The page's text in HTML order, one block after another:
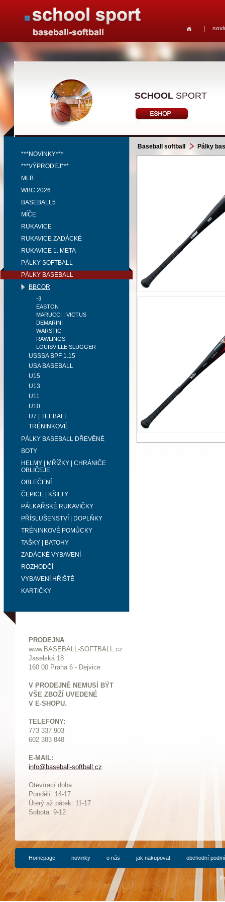
SCHOOL SPORT
***NOVINKY***
***VÝPRODEJ***
MLB
WBC 2026
BASEBALL5
MÍČE
RUKAVICE
RUKAVICE ZADÁCKÉ
RUKAVICE 1. META
PÁLKY SOFTBALL
PÁLKY BASEBALL
BBCOR
-3
EASTON
MARUCCI | VICTUS
DEMARINI
WARSTIC
RAWLINGS
LOUISVILLE SLUGGER
USSSA BPF 1.15
USA BASEBALL
U15
U13
U11
U10
U7 | TEEBALL
TRÉNINKOVÉ
PÁLKY BASEBALL DŘEVĚNÉ
BOTY
HELMY | MŘÍŽKY | CHRÁNIČE
OBLIČEJE
OBLEČENÍ
ČEPICE | KŠILTY
PÁLKAŘSKÉ RUKAVIČKY
PŘÍSLUŠENSTVÍ | DOPLŇKY
TRÉNINKOVÉ POMŮCKY
TAŠKY | BATOHY
ZADÁCKÉ VYBAVENÍ
ROZHODČÍ
VYBAVENÍ HŘIŠTĚ
KARTIČKY
PRODEJNA
www.BASEBALL-SOFTBALL.cz
Jaselská 18
160 00 Praha 6 - Dejvice
V PRODEJNĚ NEMUSÍ BÝT
VŠE ZBOŽÍ UVEDENÉ
V E-SHOPU.
TELEFONY:
773 337 903
602 383 848
E-MAIL:
info@baseball-softball.cz
Otevírací doba:
Pondělí: 14-17
Úterý až pátek: 11-17
Sobota: 9-12
Baseball softball Pálky
Homepage novinky o nás jak nakupovat obchodní